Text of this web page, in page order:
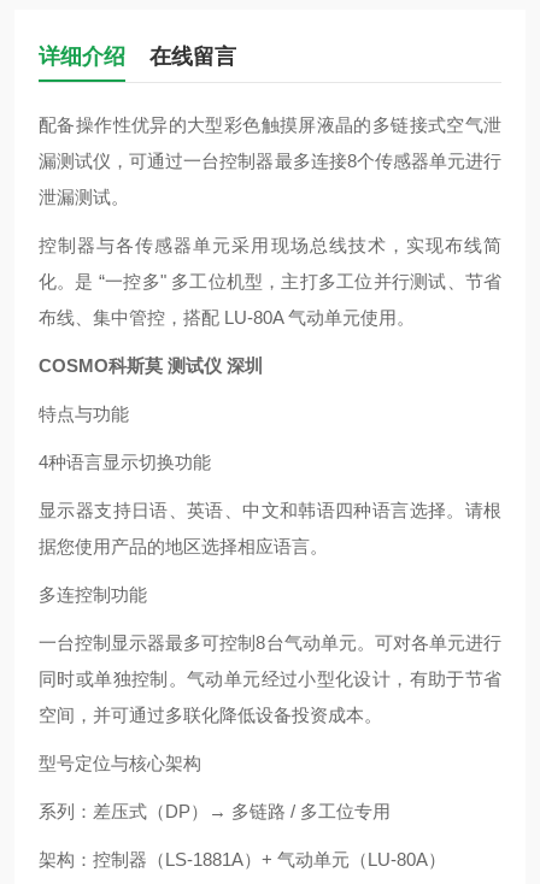
详细介绍 在线留言
配备操作性优异的大型彩色触摸屏液晶的多链接式空气泄
漏测试仪，可通过一台控制器最多连接8个传感器单元进行
泄漏测试。
控制器与各传感器单元采用现场总线技术，实现布线简
化。是 “一控多" 多工位机型，主打多工位并行测试、节省
布线、集中管控，搭配 LU‑80A 气动单元使用。
COSMO科斯莫 测试仪 深圳
特点与功能
4种语言显示切换功能
显示器支持日语、英语、中文和韩语四种语言选择。请根
据您使用产品的地区选择相应语言。
多连控制功能
一台控制显示器最多可控制8台气动单元。可对各单元进行
同时或单独控制。气动单元经过小型化设计，有助于节省
空间，并可通过多联化降低设备投资成本。
型号定位与核心架构
系列：差压式（DP）→ 多链路 / 多工位专用
架构：控制器（LS‑1881A）+ 气动单元（LU‑80A）